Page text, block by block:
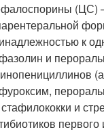
(ЦС) —
к
и
и